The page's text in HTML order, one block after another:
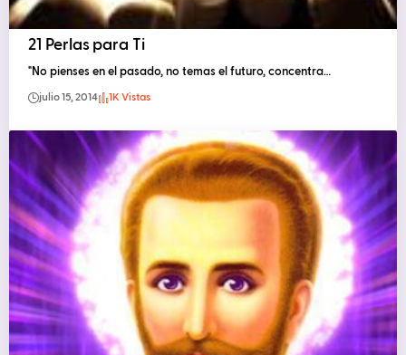
21 Perlas para Ti
"No pienses en el pasado, no temas el futuro, concentra…
julio 15, 2014 1K Vistas